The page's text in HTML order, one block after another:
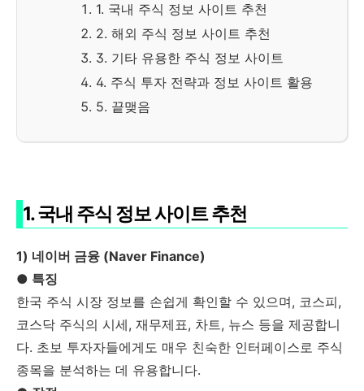
1. 국내 주식 정보 사이트 추천
2. 해외 주식 정보 사이트 추천
3. 기타 유용한 주식 정보 사이트
4. 주식 투자 전략과 정보 사이트 활용
5. 끝맺음
1. 국내 주식 정보 사이트 추천
1) 네이버 금융 (Naver Finance)
● 특징
한국 주식 시장 정보를 손쉽게 확인할 수 있으며, 코스피,
코스닥 주식의 시세, 재무제표, 차트, 뉴스 등을 제공합니
다. 초보 투자자들에게도 매우 친숙한 인터페이스로 주식
종목을 분석하는 데 유용합니다.